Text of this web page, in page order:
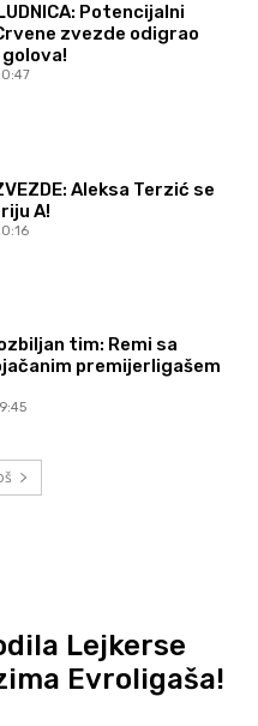
Potencijalni
zvezde odigrao
Aleksa Terzić se
A!
tim: Remi sa
premijerligašem